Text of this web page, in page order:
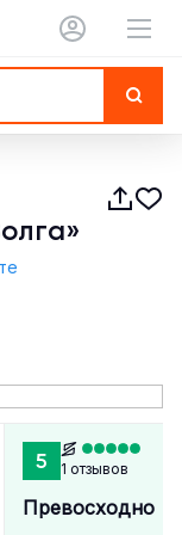
5 1 отзывов
Превосходно